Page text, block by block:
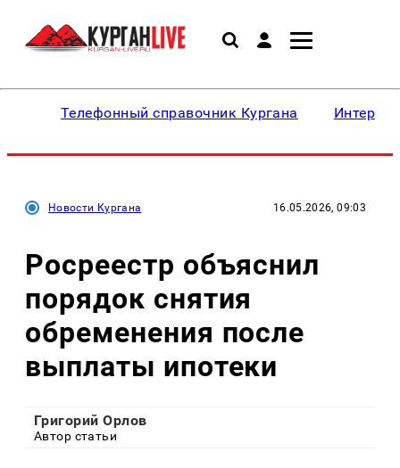
Телефонный справочник Кургана
Новости Кургана 16.05.2026, 09:03
Росреестр объяснил
порядок снятия
обременения после
выплаты ипотеки
Григорий Орлов
Автор статьи